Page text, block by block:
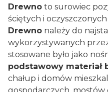
Drewno to surowiec
ściętych i oczyszczonych
Drewno należy do
wykorzystywanych
stosowane było jako
podstawowy materiał
chałup i domów